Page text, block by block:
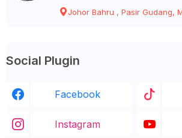
Johor Bahru , Pasir Gudang,
Social Plugin
Facebook
Instagram